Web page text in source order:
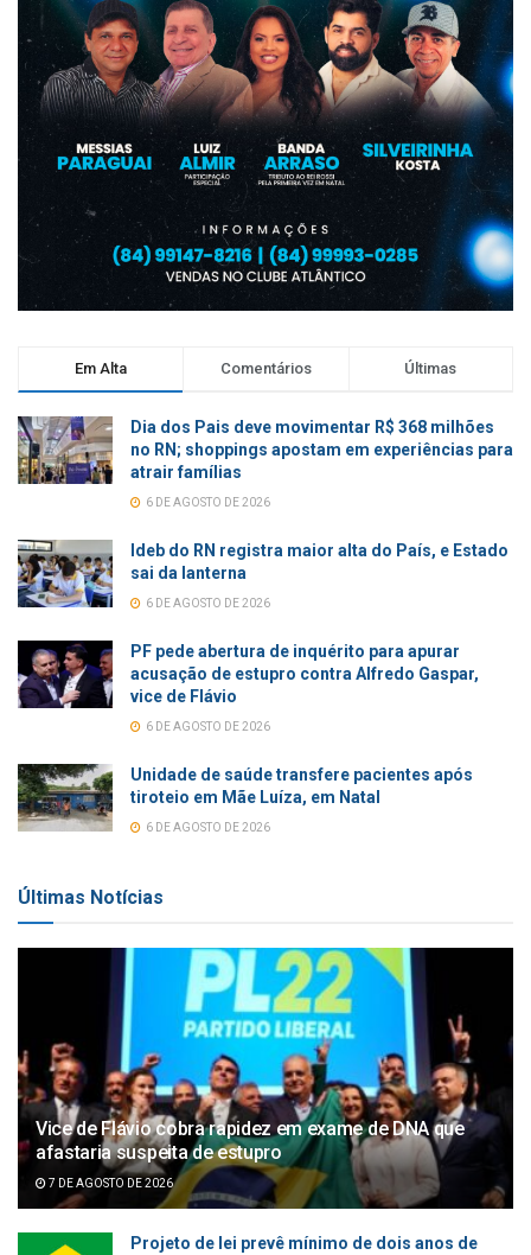
Em Alta Comentários Últimas
Dia dos Pais deve movimentar R$ 368 milhões
no RN; shoppings apostam em experiências para
atrair famílias
6 DE AGOSTO DE 2026
Ideb do RN registra maior alta do País, e Estado
sai da lanterna
6 DE AGOSTO DE 2026
PF pede abertura de inquérito para apurar
acusação de estupro contra Alfredo Gaspar,
vice de Flávio
6 DE AGOSTO DE 2026
Unidade de saúde transfere pacientes após
tiroteio em Mãe Luíza, em Natal
6 DE AGOSTO DE 2026
Últimas Notícias
Vice de Flávio cobra rapidez em exame de DNA que
afastaria suspeita de estupro
7 DE AGOSTO DE 2026
Projeto de lei prevê mínimo de dois anos de